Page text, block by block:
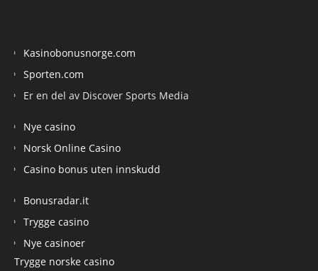
Kasinobonusnorge.com
Sporten.com
Er en del av Discover Sports Media
Nye casino
Norsk Online Casino
Casino bonus uten innskudd
Bonusradar.it
Trygge casino
Nye casinoer
Trygge norske casino